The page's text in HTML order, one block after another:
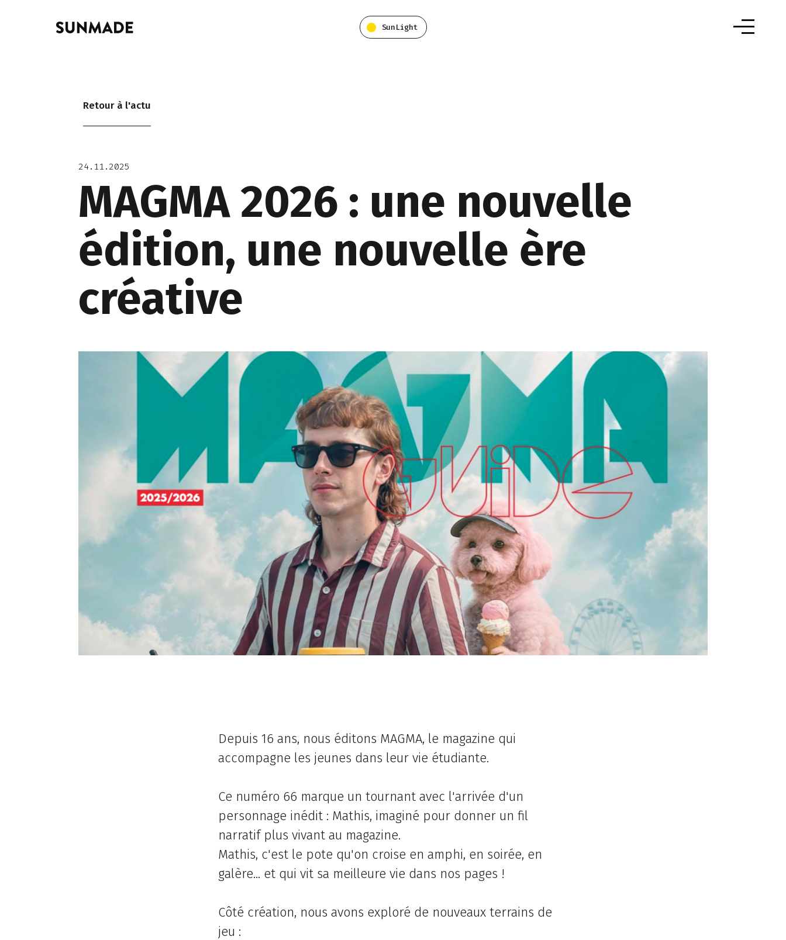
SunLight
Retour à l'actu
24.11.2025
MAGMA 2026 : une nouvelle
édition, une nouvelle ère
créative
Depuis 16 ans, nous éditons MAGMA, le magazine qui
accompagne les jeunes dans leur vie étudiante.
Ce numéro 66 marque un tournant avec l'arrivée d'un
personnage inédit : Mathis, imaginé pour donner un fil
narratif plus vivant au magazine.
Mathis, c'est le pote qu'on croise en amphi, en soirée, en
galère... et qui vit sa meilleure vie dans nos pages !
Côté création, nous avons exploré de nouveaux terrains de
jeu :